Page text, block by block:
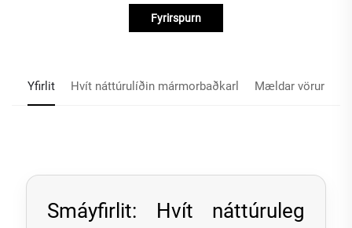
Fyrirspurn
Yfirlit Hvít náttúrulíðin mármorbaðkarl Mældar vörur
Smáyfirlit: Hvít náttúruleg